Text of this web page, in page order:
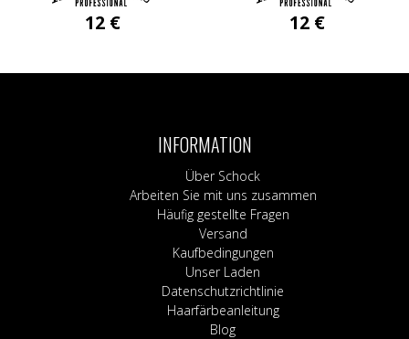
12 € 12 €
INFORMATION
Über Schock
Arbeiten Sie mit uns zusammen
Häufig gestellte Fragen
Versand
Kaufbedingungen
Unser Laden
Datenschutzrichtlinie
Haarfärbeanleitung
Blog